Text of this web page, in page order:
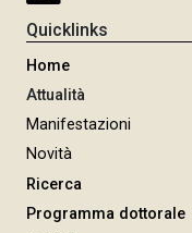
Quicklinks
Home
Attualità
Manifestazioni
Novità
Ricerca
Programma dottorale